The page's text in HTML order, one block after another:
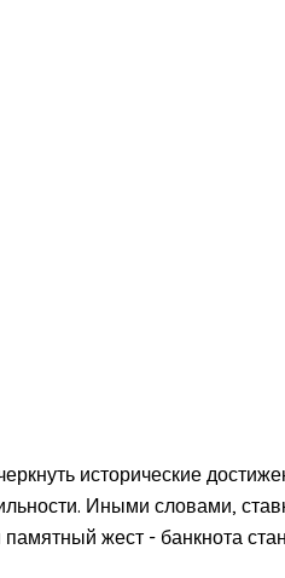
исторические
Иными словами,
жест - банкнота